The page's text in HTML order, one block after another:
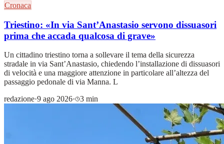
Cronaca
Triestino: «In via Sant’Anastasio servono dissuasori
prima che accada qualcosa di grave»
Un cittadino triestino torna a sollevare il tema della sicurezza
stradale in via Sant’Anastasio, chiedendo l’installazione di dissuasori
di velocità e una maggiore attenzione in particolare all’altezza del
passaggio pedonale di via Manna. L
redazione·9 ago 2026· 3 min